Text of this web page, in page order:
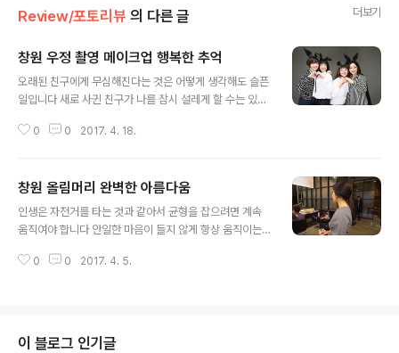
Review/포토리뷰 의 다른 글 더보기
창원 우정 촬영 메이크업 행복한 추억
오래된 친구에게 무심해진다는 것은 어떻게 생각해도 슬픈
일입니다 새로 사귄 친구가 나를 잠시 설레게 할 수는 있지
니다 얼마 전 친구분들끼리 창원 우정 촬영 메이크업 아이
0 0 2017. 4. 18.
창원 올림머리 완벽한 아름다움
인생은 자전거를 타는 것과 같아서 균형을 잡으려면 계속
움직여야 합니다 안일한 마음이 들지 않게 항상 움직이는
석할 일이 많이지는 요즘입니다. 원피스, 양장, 한복 등 의
0 0 2017. 4. 5.
이 블로그 인기글